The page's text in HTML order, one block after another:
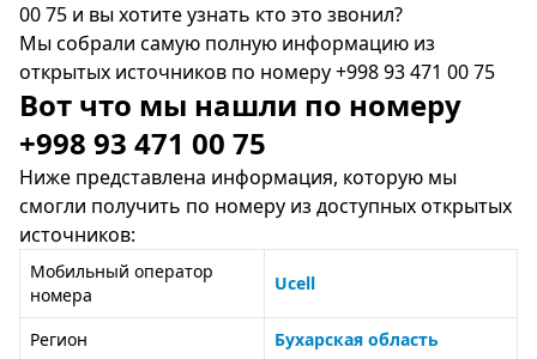
00 75 и вы хотите узнать кто это звонил?
Мы собрали самую полную информацию из
открытых источников по номеру +998 93 471 00 75
Вот что мы нашли по номеру
+998 93 471 00 75
Ниже представлена информация, которую мы
смогли получить по номеру из доступных открытых
источников:
Мобильный оператор
номера
Ucell
Регион
Бухарская область